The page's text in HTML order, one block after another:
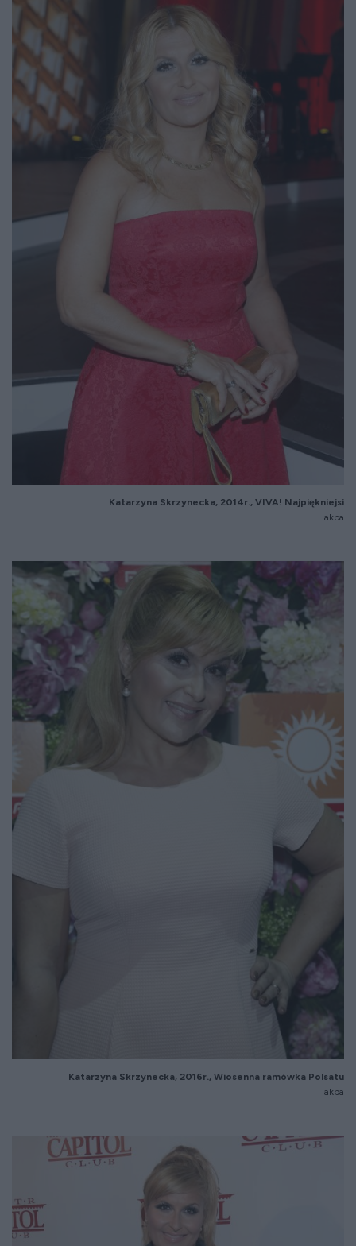
Katarzyna Skrzynecka, 2014r., VIVA! Najpiękniejsi
akpa
Katarzyna Skrzynecka, 2016r., Wiosenna ramówka Polsatu
akpa